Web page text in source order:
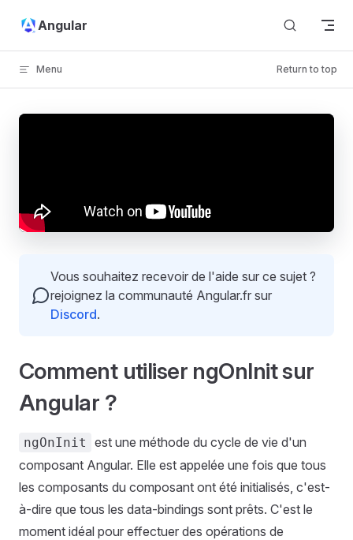
Skip to content
Angular
Menu Return to top
Vous souhaitez recevoir de l'aide sur ce sujet ?
rejoignez la communauté Angular.fr sur
Discord.
Comment utiliser ngOnInit sur
Angular ?
ngOnInit
est une méthode du cycle de vie d'un
composant Angular. Elle est appelée une fois que tous
les composants du composant ont été initialisés, c'est-
à-dire que tous les data-bindings sont prêts. C'est le
moment idéal pour effectuer des opérations de